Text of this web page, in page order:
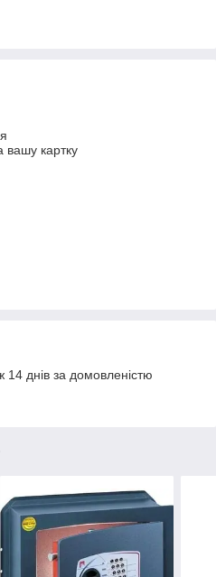
вашу картку
днів за домовленістю